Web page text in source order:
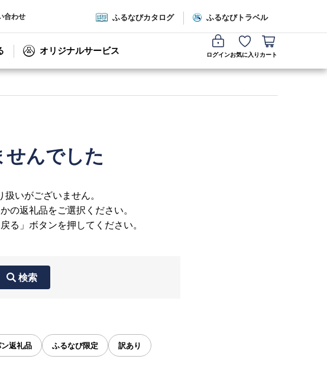
合わせ ふるなびカタログ ふるなびトラベル
オリジナルサービス ログインお気に入り カート
んでした
いがございません。
の返礼品をご選択ください。
る」ボタンを押してください。
検索
返礼品 ふるなび限定 訳あり